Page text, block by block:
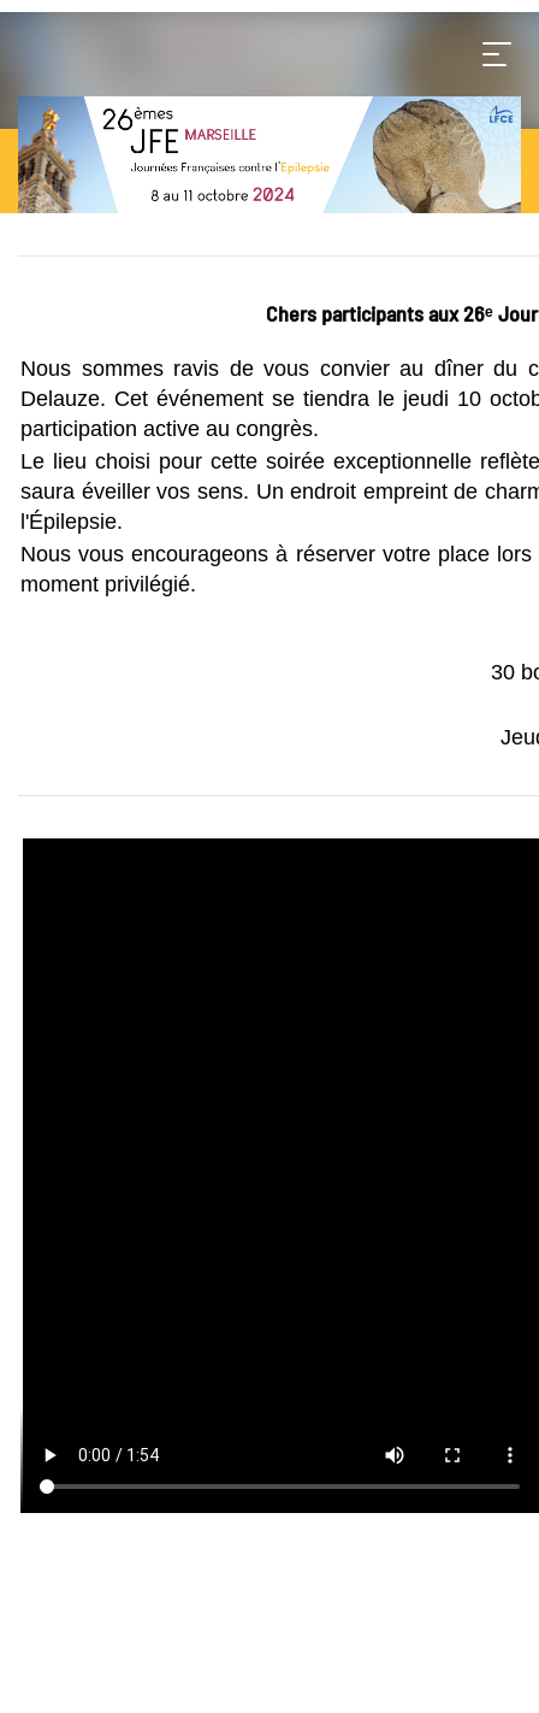
Chers participants aux 26ᵉ
Nous sommes ravis de vous convier au dîner du
Delauze. Cet événement se tiendra le jeudi 10
participation active au congrès.
Le lieu choisi pour cette soirée exceptionnelle
saura éveiller vos sens. Un endroit empreint de
l'Épilepsie.
Nous vous encourageons à réserver votre place
moment privilégié.
30